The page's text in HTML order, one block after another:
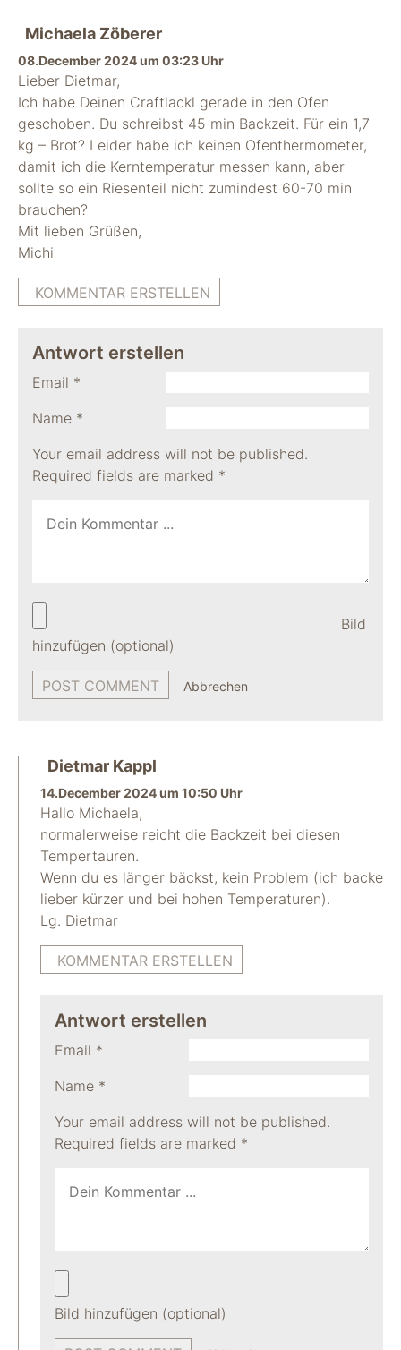
Michaela Zöberer
08.December 2024 um 03:23 Uhr
Lieber Dietmar,
Ich habe Deinen Craftlackl gerade in den Ofen
geschoben. Du schreibst 45 min Backzeit. Für ein 1,7
kg – Brot? Leider habe ich keinen Ofenthermometer,
damit ich die Kerntemperatur messen kann, aber
sollte so ein Riesenteil nicht zumindest 60-70 min
brauchen?
Mit lieben Grüßen,
Michi
KOMMENTAR ERSTELLEN
Antwort erstellen
Your email address will not be published.
Required fields are marked *
Name *
Email *
Bild
hinzufügen (optional)
Abbrechen
Dietmar Kappl
14.December 2024 um 10:50 Uhr
Hallo Michaela,
normalerweise reicht die Backzeit bei diesen
Tempertauren.
Wenn du es länger bäckst, kein Problem (ich backe
lieber kürzer und bei hohen Temperaturen).
Lg. Dietmar
KOMMENTAR ERSTELLEN
Antwort erstellen
Your email address will not be published.
Required fields are marked *
Name *
Email *
Bild hinzufügen (optional)